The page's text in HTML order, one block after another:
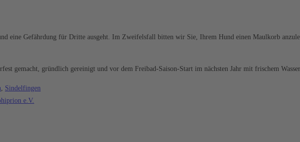
eine Gefährdung für Dritte ausgeht. Im Zweifelsfall bitten wir Sie, Ihrem Hund einen Maulkorb
gemacht, gründlich gereinigt und vor dem Freibad-Saison-Start im nächsten Jahr mit frischem
, Sindelfingen
e.V.